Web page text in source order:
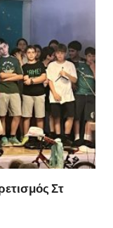
Στ